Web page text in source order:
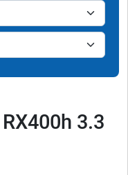
3.3